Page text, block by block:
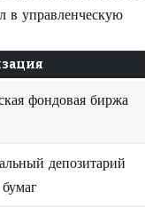
в управленческую
фондовая биржа
депозитарий